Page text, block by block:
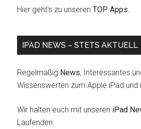
Hier geht's zu unseren TOP Apps.
IPAD NEWS – STETS AKTUELL
Regelmäßig News, Interessantes
Wissenswerten zum Apple iPad und
Wir halten euch mit unseren iPad
Laufenden.